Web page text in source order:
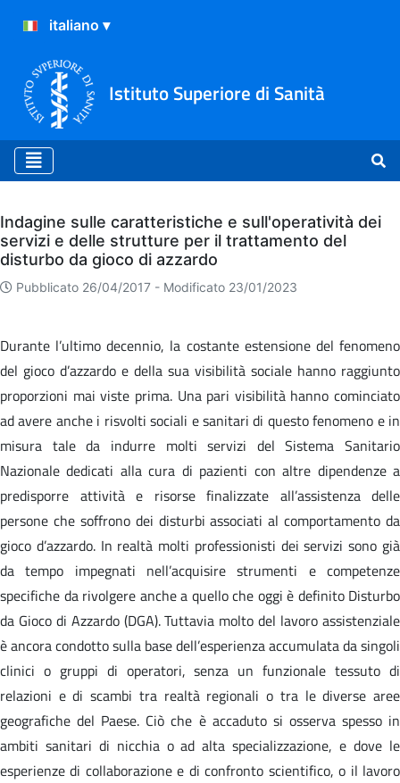
Istituto Superiore di Sanità
Archivio
Indagine sulle caratteristiche e sull'operatività dei
servizi e delle strutture per il trattamento del
disturbo da gioco di azzardo
Pubblicato 26/04/2017 - Modificato 23/01/2023
Durante l’ultimo decennio, la costante estensione del fenomeno
del gioco d’azzardo e della sua visibilità sociale hanno raggiunto
proporzioni mai viste prima. Una pari visibilità hanno cominciato
ad avere anche i risvolti sociali e sanitari di questo fenomeno e in
misura tale da indurre molti servizi del Sistema Sanitario
Nazionale dedicati alla cura di pazienti con altre dipendenze a
predisporre attività e risorse finalizzate all’assistenza delle
persone che soffrono dei disturbi associati al comportamento da
gioco d’azzardo. In realtà molti professionisti dei servizi sono già
da tempo impegnati nell’acquisire strumenti e competenze
specifiche da rivolgere anche a quello che oggi è definito Disturbo
da Gioco di Azzardo (DGA). Tuttavia molto del lavoro assistenziale
è ancora condotto sulla base dell’esperienza accumulata da singoli
clinici o gruppi di operatori, senza un funzionale tessuto di
relazioni e di scambi tra realtà regionali o tra le diverse aree
geografiche del Paese. Ciò che è accaduto si osserva spesso in
ambiti sanitari di nicchia o ad alta specializzazione, e dove le
esperienze di collaborazione e di confronto scientifico, o il lavoro